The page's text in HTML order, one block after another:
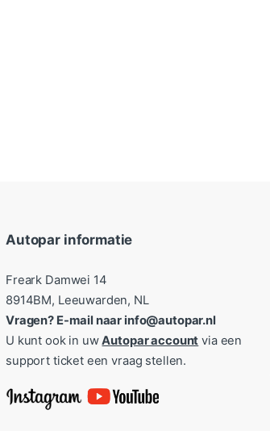
Autopar informatie
Freark Damwei 14
8914BM, Leeuwarden, NL
Vragen? E-mail naar info@autopar.nl
U kunt ook in uwAutopar account via een
support ticket een vraag stellen.